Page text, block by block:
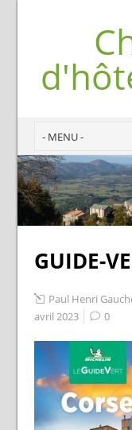
GUIDE-
Paul Henri
avril 2023
0